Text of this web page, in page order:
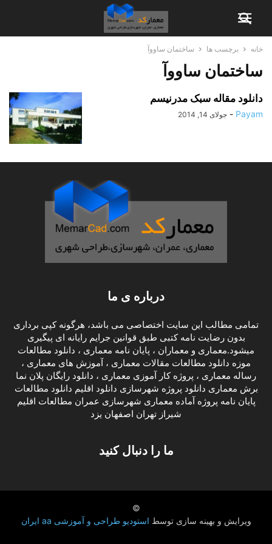
خانه برچسب ها ساختمان ساووآ
ساختمان ساووآ
دانلود مقاله سبک مدرنیسم
Payam
- جولای 14, 2014
درباره ی ما
تمامی مطالب این سایت اختصاصی می باشد، هرگونه کپی برداری
بدون رضایت نامه کتبی طبق قوانین جرایم رایانه ای پیگیری
میشود.معماری و معماران ، پایان نامه معماری ، دانلود مطالعات
موزه دانلود مطالعات مقالات معماری ، آموزش های معماری ،
رساله معماری ، پروژه کار آموزی معماری ، دانلود رایگان پلان نما
برش معماری دانلود پروژه شهرسازی دانلود اقلیم دانلود مطالعات
پایان نامه پروژه آماده معماری شهرسازی عمران مطالعات اقلیم
شیراز تهران اصفهان یزد
ما را دنبال کنید
©
ویرایش و بهینه سازی توسط استودیو طراحی و آموزشی aa ایران